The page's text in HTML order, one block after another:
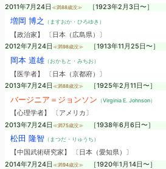
2011年7月24日 ≪満88歳没≫ ［1923年2月3日〜］
増岡 博之 （ますおか・ひろゆき）
【政治家】 〔日本（広島県）〕
2012年7月24日 ≪満98歳没≫ ［1913年11月25日〜］
岡本 道雄（おかもと・みちお）
【医学者】 〔日本（京都府）〕
2013年7月24日 ≪満88歳没≫ ［1925年2月11日〜］
バージニア＝ジョンソン （Virginia E. Johnson）
【心理学者】 〔アメリカ〕
2013年7月24日 ≪満75歳没≫ ［1938年6月6日〜］
松田 隆智（まつだ・りゅうち）
【中国武術研究家】 〔日本（愛知県）〕
2014年7月24日 ≪満94歳没≫ ［1920年1月14日〜］